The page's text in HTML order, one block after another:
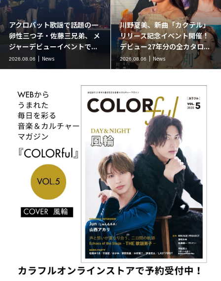
アクロバット歌謡で話題の一
卵性三つ子・佐藤三兄弟、 メ
ジャーデビューイベントで...
2026.08.06 News
川野夏美、新曲「カクテル」
リリース記念イベント開催！
デビュー27年分の全カタロ...
2026.08.06 News